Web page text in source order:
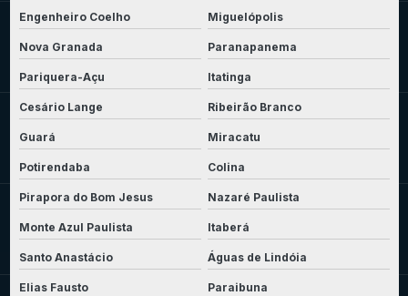
Engenheiro Coelho Miguelópolis
Nova Granada Paranapanema
Pariquera-Açu Itatinga
Cesário Lange Ribeirão Branco
Guará Miracatu
Potirendaba Colina
Pirapora do Bom Jesus Nazaré Paulista
Monte Azul Paulista Itaberá
Santo Anastácio Águas de Lindóia
Elias Fausto Paraibuna